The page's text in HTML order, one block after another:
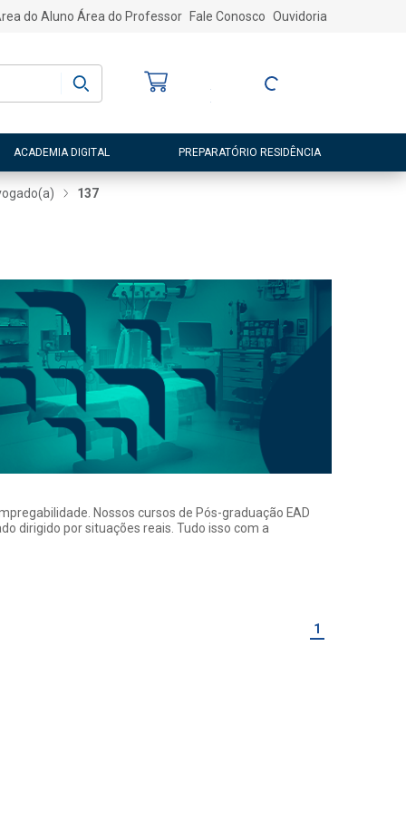
do Aluno Área do Professor Fale Conosco Ouvidoria
Entre ou Cadastre-
ACADEMIA DIGITAL PREPARATÓRIO RESIDÊNCIA
137
Nossos cursos de Pós-graduação EAD
dirigido por situações reais. Tudo isso com a
1